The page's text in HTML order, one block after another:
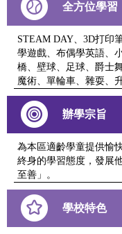
全方位學習
STEAM DAY、3D打印
學遊戲、布偶學英語、
橋、壁球、足球、爵士
魔術、單輪車、雜耍、
辦學宗旨
為本區適齡學童提供愉
終身的學習態度，發展
至善」。
學校特色